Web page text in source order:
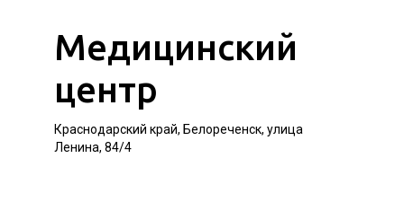
Медицинский
центр
Краснодарский край, Белореченск, улица
Ленина, 84/4